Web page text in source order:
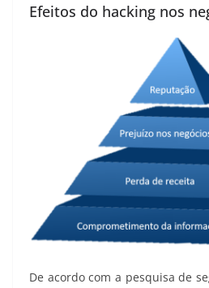
Efeitos do hacking nos
De acordo com a pesquisa de